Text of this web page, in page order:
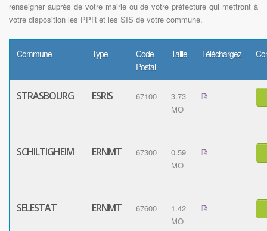
renseigner auprès de votre mairie ou de votre préfecture qui mettront à
votre disposition les PPR et les SIS de votre commune.
Commune Type
Code
Postal
Taille Téléchargez
STRASBOURG ESRIS 67100
3.73
MO
SCHILTIGHEIM ERNMT 67300
0.59
MO
SELESTAT ERNMT 67600
1.42
MO